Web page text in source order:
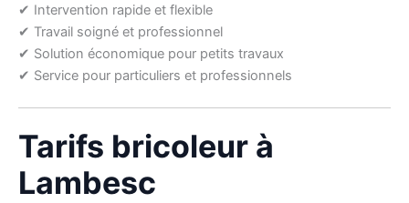
✔ Intervention rapide et flexible
✔ Travail soigné et professionnel
✔ Solution économique pour petits travaux
✔ Service pour particuliers et professionnels
Tarifs bricoleur à
Lambesc